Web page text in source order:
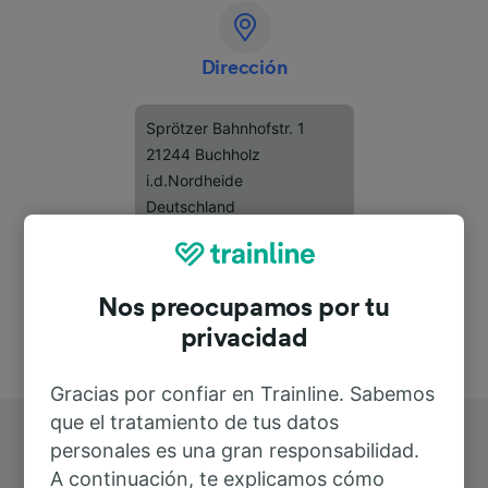
Dirección
Sprötzer Bahnhofstr. 1
21244 Buchholz
i.d.Nordheide
Deutschland
Nos preocupamos por tu
privacidad
Gracias por confiar en Trainline. Sabemos
que el tratamiento de tus datos
personales es una gran responsabilidad.
A continuación, te explicamos cómo